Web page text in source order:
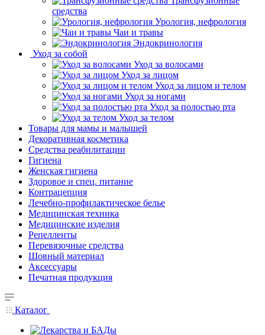
средства
Урология, нефрология
Чаи и травы
Эндокринология
Уход за собой
Уход за волосами
Уход за лицом
Уход за лицом и телом
Уход за ногами
Уход за полостью рта
Уход за телом
Товары для мамы и малышей
Декоративная косметика
Средства реабилитации
Гигиена
Женская гигиена
Здоровое и спец. питание
Контрацепция
Лечебно-профилактическое белье
Медицинская техника
Медицинские изделия
Репелленты
Перевязочные средства
Шовный материал
Аксессуары
Печатная продукция
Каталог